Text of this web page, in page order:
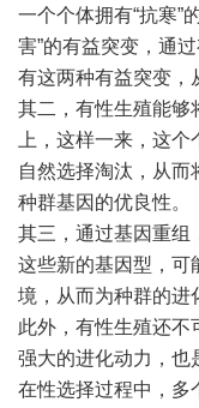
一个个体拥有“抗寒”
害”的有益突变，通
有这两种有益突变，
其二，有性生殖能够
上，这样一来，这
自然选择淘汰，从而
种群基因的优良性。
其三，通过基因重组
这些新的基因型，可
境，从而为种群的进
此外，有性生殖还
强大的进化动力，也
在性选择过程中，多